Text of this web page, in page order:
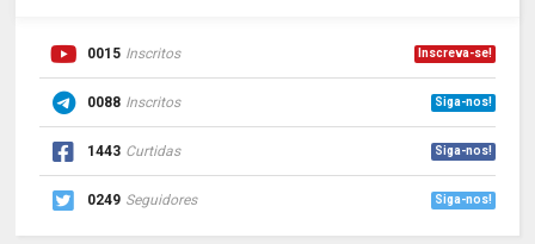
0015 Inscritos Inscreva-se!
0088 Inscritos Siga-nos!
1443 Curtidas Siga-nos!
0249 Seguidores Siga-nos!